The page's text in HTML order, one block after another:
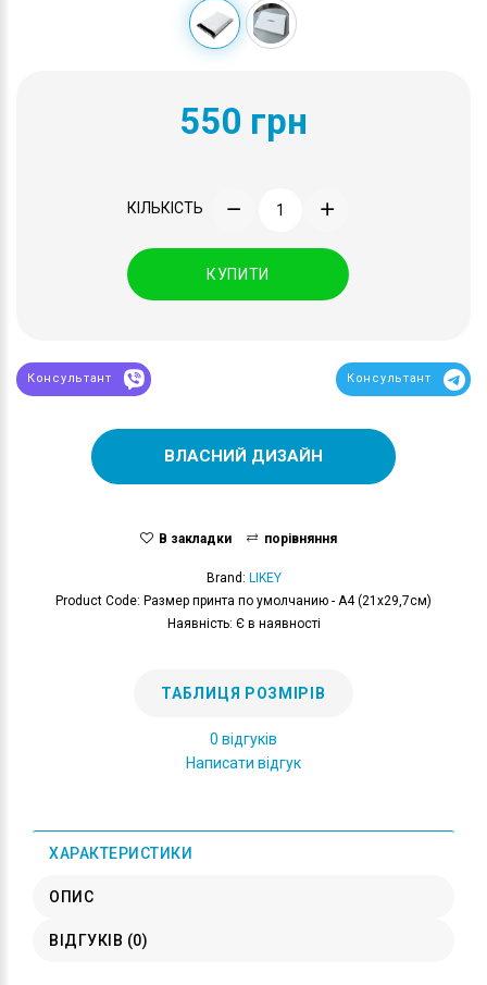
550 грн
КІЛЬКІСТЬ
КУПИТИ
Консультант Консультант
ВЛАСНИЙ ДИЗАЙН
В закладки порівняння
Brand: LIKEY
Product Code: Размер принта по умолчанию - А4 (21x29,7см)
Наявність: Є в наявності
ТАБЛИЦЯ РОЗМІРІВ
0 відгуків
Написати відгук
ХАРАКТЕРИСТИКИ
ОПИС
ВІДГУКІВ (0)